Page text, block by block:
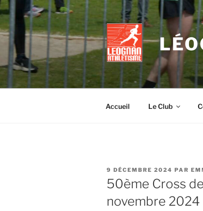
Aller
au
contenu
principal
Accueil Le Club
PUBLIÉ
LE
9 DÉCEMBRE 2024 PAR
50ème Cross
novembre 2024